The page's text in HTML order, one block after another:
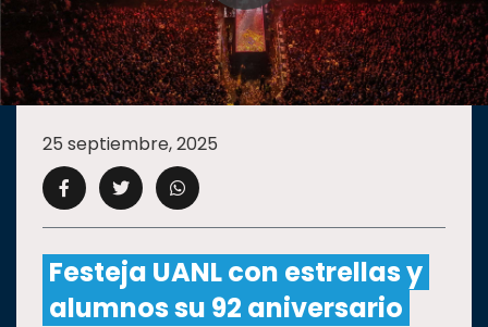
SECCIONES
ACADEMIA
CAMPUS UANL
CULTURA
25 septiembre, 2025
Festeja UANL con estrellas y
alumnos su 92 aniversario